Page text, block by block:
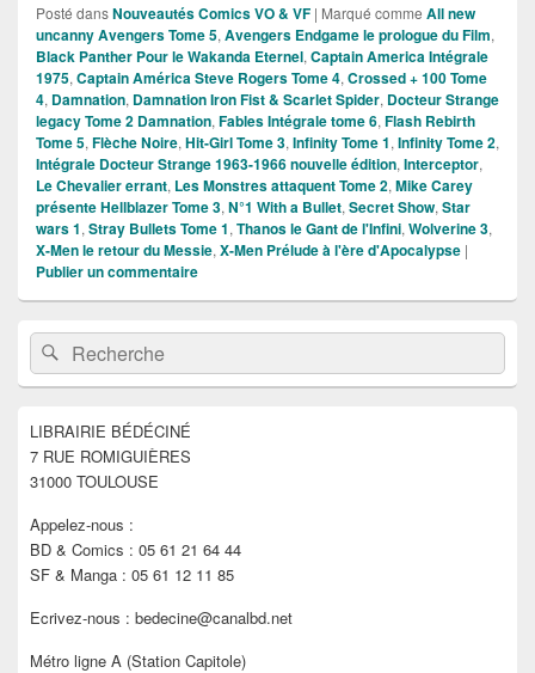
Posté dansNouveautés Comics VO & VF | Marqué comme All new
uncanny Avengers Tome 5, Avengers Endgame le prologue du Film,
Black Panther Pour le Wakanda Eternel, Captain America Intégrale
1975, Captain América Steve Rogers Tome 4, Crossed + 100 Tome
4, Damnation, Damnation Iron Fist & Scarlet Spider, Docteur Strange
legacy Tome 2 Damnation, Fables Intégrale tome 6, Flash Rebirth
Tome 5, Flèche Noire, Hit-Girl Tome 3, Infinity Tome 1, Infinity Tome 2,
Intégrale Docteur Strange 1963-1966 nouvelle édition, Interceptor,
Le Chevalier errant, Les Monstres attaquent Tome 2, Mike Carey
présente Hellblazer Tome 3, N°1 With a Bullet, Secret Show, Star
wars 1, Stray Bullets Tome 1, Thanos le Gant de l'Infini, Wolverine 3,
X-Men le retour du Messie, X-Men Prélude à l'ère d'Apocalypse |
Publier un commentaire
Zone
principale
de
widget
barre
latérale
Recherche :Rechercher
LIBRAIRIE BÉDÉCINÉ
7 RUE ROMIGUIÈRES
31000 TOULOUSE
Appelez-nous :
BD & Comics : 05 61 21 64 44
SF & Manga : 05 61 12 11 85
Ecrivez-nous : bedecine@canalbd.net
Métro ligne A (Station Capitole)